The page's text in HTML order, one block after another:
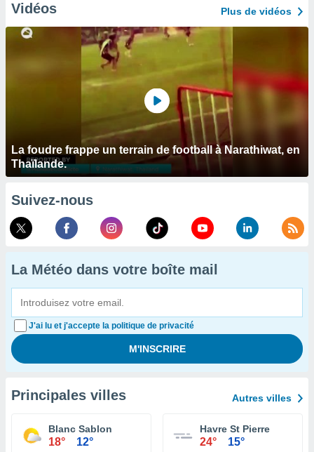
Vidéos Plus de vidéos
La foudre frappe un terrain de football à Narathiwat, en
Thaïlande.
Suivez-nous
La Météo dans votre boîte mail
J'ai lu et j'accepte la politique de privacité
Principales villes Autres villes
Blanc Sablon
18° 12°
Havre St Pierre
24° 15°